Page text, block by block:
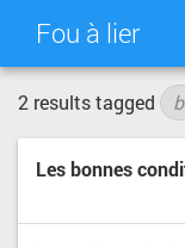
Fou à lier
NUAGE DE
2 results tagged
Les bonnes